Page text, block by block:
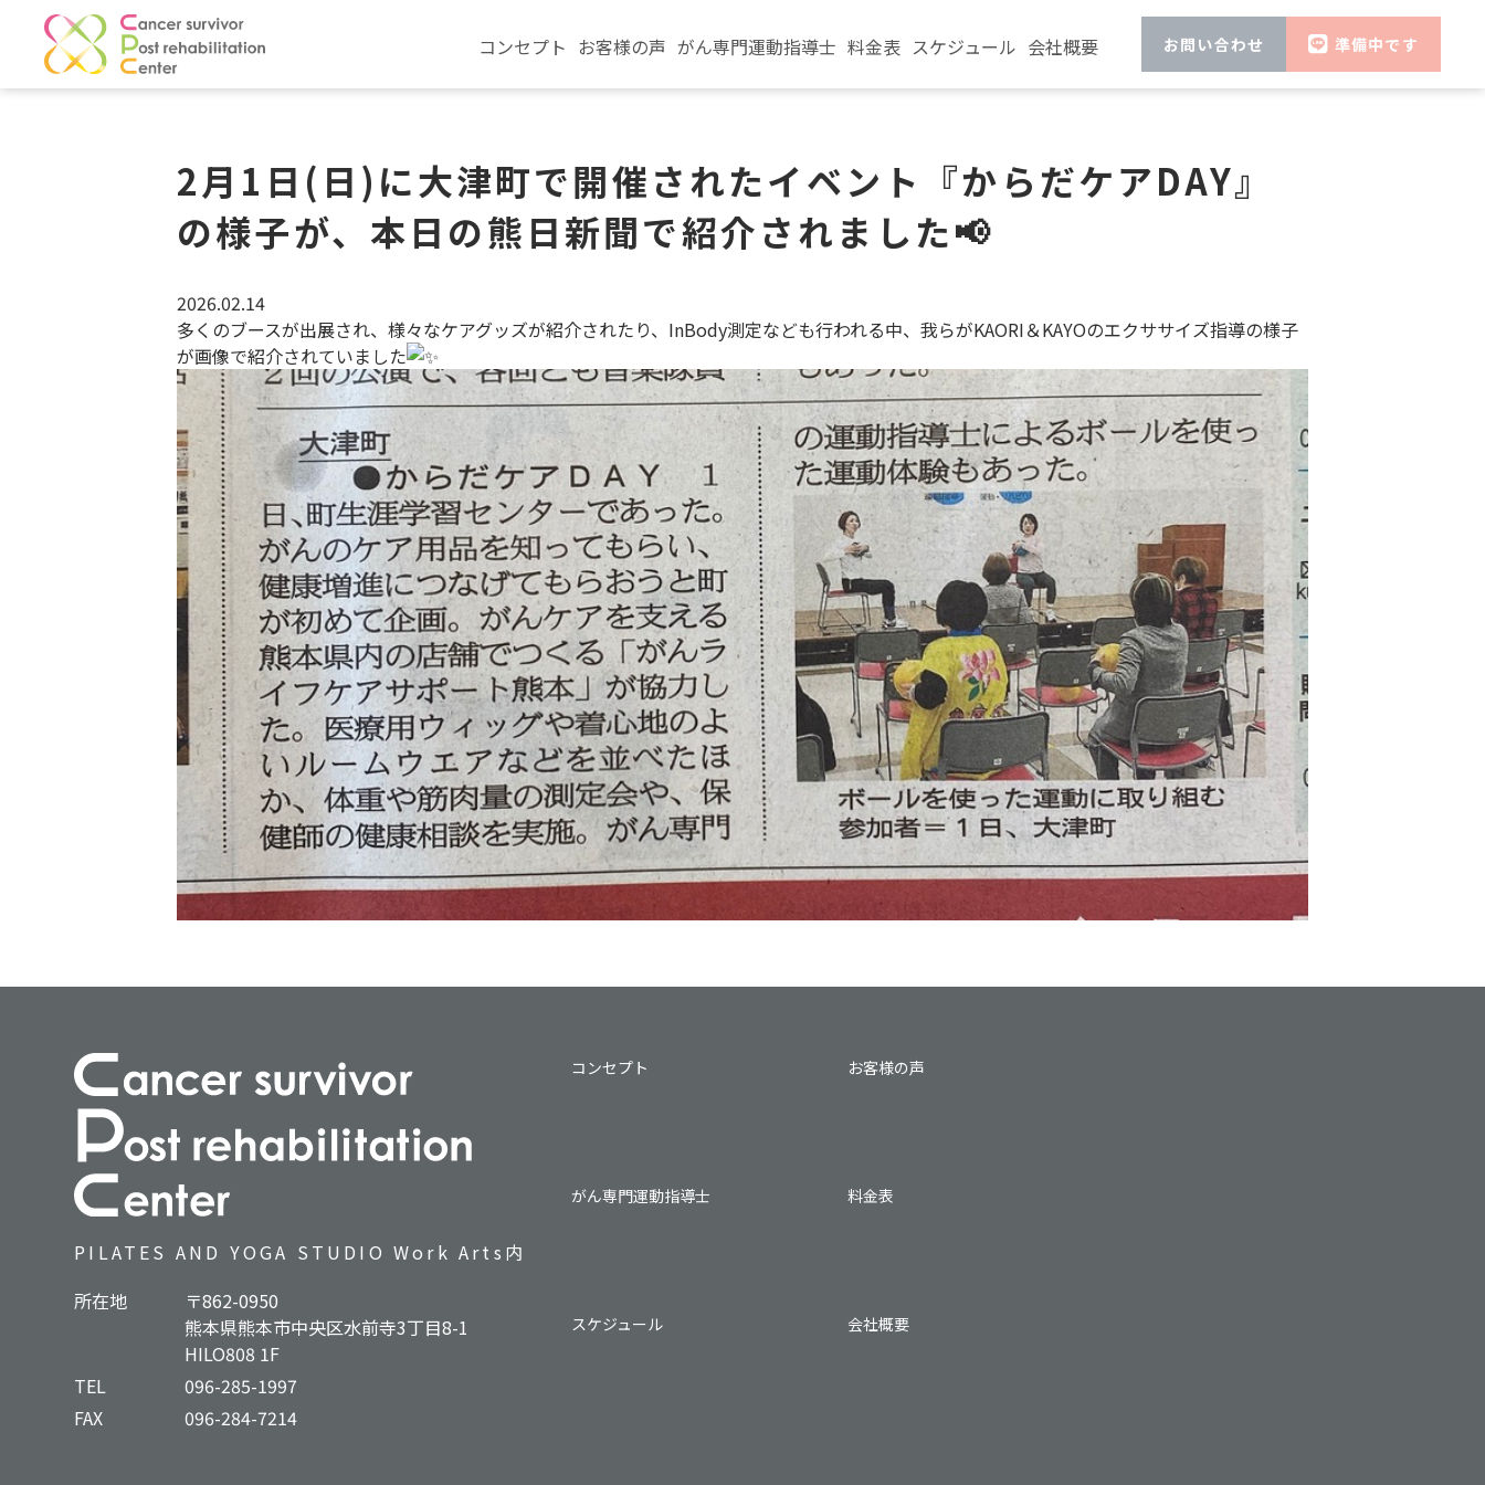
コンセプト お客様の声 がん専⾨運動指導⼠ 料⾦表 スケジュール 会社概要
2月1日(日)に大津町で開催されたイベント『からだケアDAY』
の様子が、本日の熊日新聞で紹介されました📢
2026.02.14
多くのブースが出展され、様々なケアグッズが紹介されたり、InBody測定なども行われる中、我らがKAORI＆KAYOのエクササイズ指導の様子
が画像で紹介されていました
PILATES AND YOGA STUDIO Work Arts内
所在地
〒862-0950
熊本県熊本市中央区⽔前寺3丁⽬8-1
HILO808 1F
TEL
096-285-1997
FAX
096-284-7214
コンセプト お客様の声
がん専⾨運動指導⼠ 料⾦表
スケジュール 会社概要
お問い合わせ 準備中です